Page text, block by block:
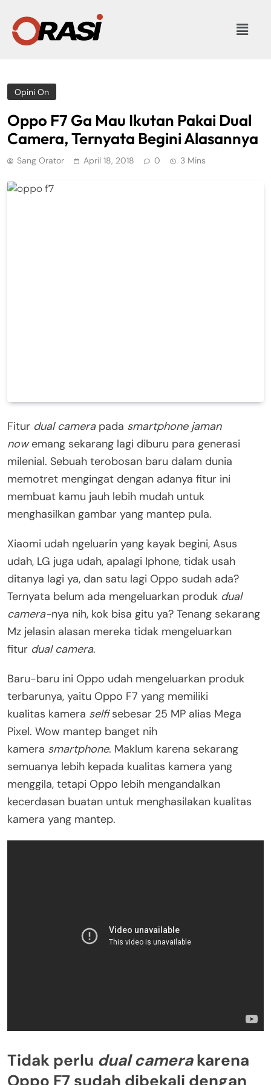
Opini On
Oppo F7 Ga Mau Ikutan Pakai Dual
Camera, Ternyata Begini Alasannya
Sang Orator April 18, 2018 0 3 Mins
Fitur dual camerapada smartphone jaman
nowemang sekarang lagi diburu para generasi
milenial. Sebuah terobosan baru dalam dunia
memotret mengingat dengan adanya fitur ini
membuat kamu jauh lebih mudah untuk
menghasilkan gambar yang mantep pula.
Xiaomi udah ngeluarin yang kayak begini, Asus
udah, LG juga udah, apalagi Iphone, tidak usah
ditanya lagi ya, dan satu lagi Oppo sudah ada?
Ternyata belum ada mengeluarkan produk dual
camera-nya nih, kok bisa gitu ya? Tenang sekarang
Mz jelasin alasan mereka tidak mengeluarkan
fitur dual camera.
Baru-baru ini Oppo udah mengeluarkan produk
terbarunya, yaitu Oppo F7 yang memiliki
kualitas kamera selfisebesar 25 MP alias Mega
Pixel. Wow mantep banget nih
kamera smartphone. Maklum karena sekarang
semuanya lebih kepada kualitas kamera yang
menggila, tetapi Oppo lebih mengandalkan
kecerdasan buatan untuk menghasilakan kualitas
kamera yang mantep.
Tidak perlu dual camerakarena
Oppo F7 sudah dibekali dengan